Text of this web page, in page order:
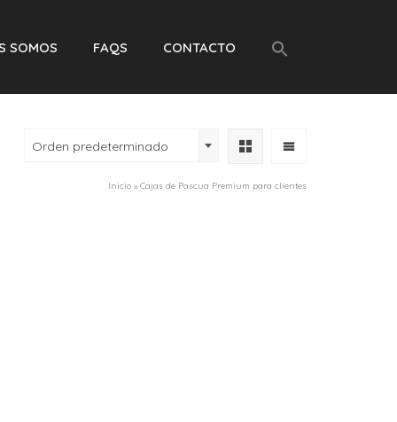
SOMOS FAQS CONTACTO
Orden predeterminado
Inicio » Cajas de Pascua Premium para clientes